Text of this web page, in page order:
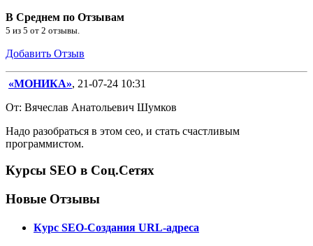
В Среднем по Отзывам
5 из 5 от 2 отзывы.
Добавить Отзыв
«МОНИКА», 21-07-24 10:31
От: Вячеслав Анатольевич Шумков
Надо разобраться в этом сео, и стать счастливым
программистом.
Курсы SEO в Соц.Сетях
Новые Отзывы
Курс SEO-Создания URL-адреса